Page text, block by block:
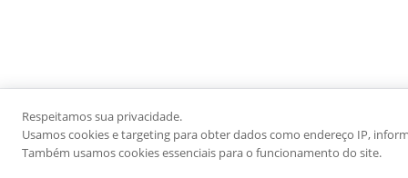
Respeitamos sua privacidade.
Usamos cookies e targeting para obter dados como endereço IP,
Também usamos cookies essenciais para o funcionamento do site.